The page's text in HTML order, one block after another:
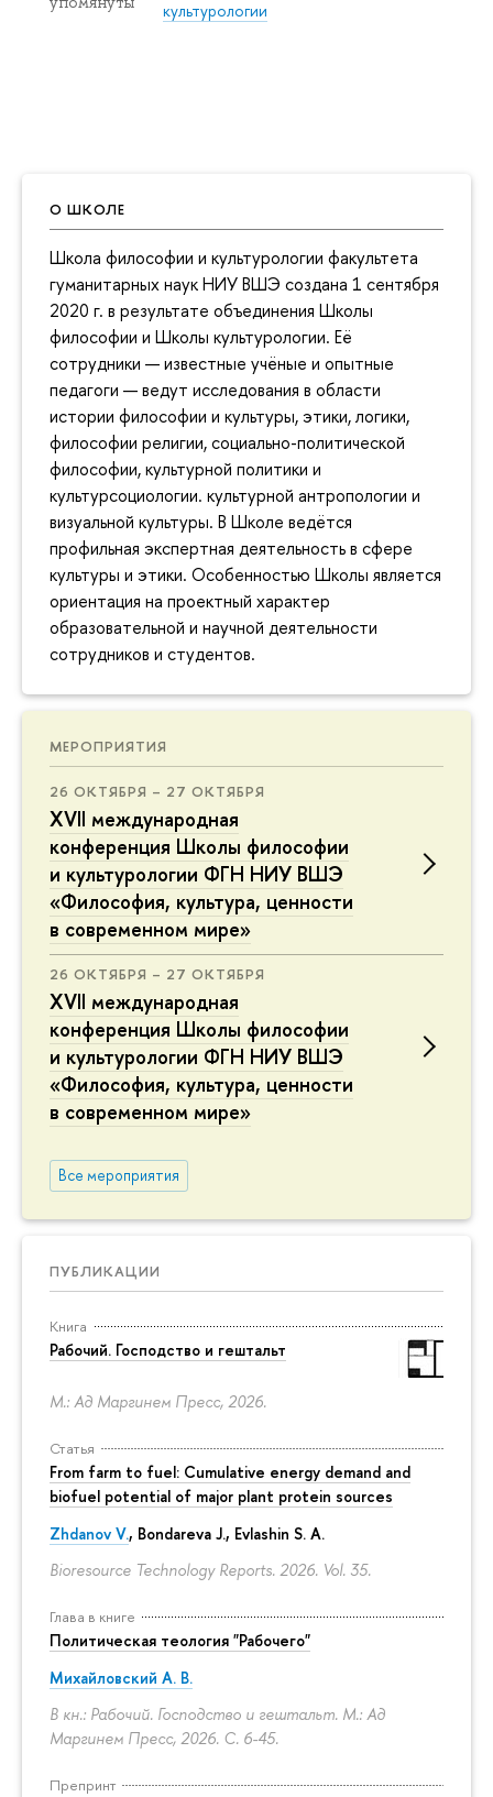
О ШКОЛЕ
Школа философии и культурологии факультета
гуманитарных наук НИУ ВШЭ создана 1 сентября
2020 г. в результате объединения Школы
философии и Школы культурологии. Её
сотрудники — известные учёные и опытные
педагоги — ведут исследования в области
истории философии и культуры, этики, логики,
философии религии, социально-политической
философии, культурной политики и
культурсоциологии. культурной антропологии и
визуальной культуры. В Школе ведётся
профильная экспертная деятельность в сфере
культуры и этики. Особенностью Школы является
ориентация на проектный характер
образовательной и научной деятельности
сотрудников и студентов.
МЕРОПРИЯТИЯ
26 ОКТЯБРЯ – 27 ОКТЯБРЯ
XVII международная
конференция Школы философии
и культурологии ФГН НИУ ВШЭ
«Философия, культура, ценности
в современном мире»
26 ОКТЯБРЯ – 27 ОКТЯБРЯ
XVII международная
конференция Школы философии
и культурологии ФГН НИУ ВШЭ
«Философия, культура, ценности
в современном мире»
Все мероприятия
ПУБЛИКАЦИИ
Книга
Рабочий. Господство и гештальт
М.: Ад Маргинем Пресс, 2026.
Статья
From farm to fuel: Cumulative energy demand and
biofuel potential of major plant protein sources
Zhdanov V., Bondareva J., Evlashin S. A.
Bioresource Technology Reports. 2026. Vol. 35.
Глава в книге
Политическая теология "Рабочего"
Михайловский А. В.
В кн.: Рабочий. Господство и гештальт. М.: Ад
Маргинем Пресс, 2026. С. 6-45.
Препринт
культурологии